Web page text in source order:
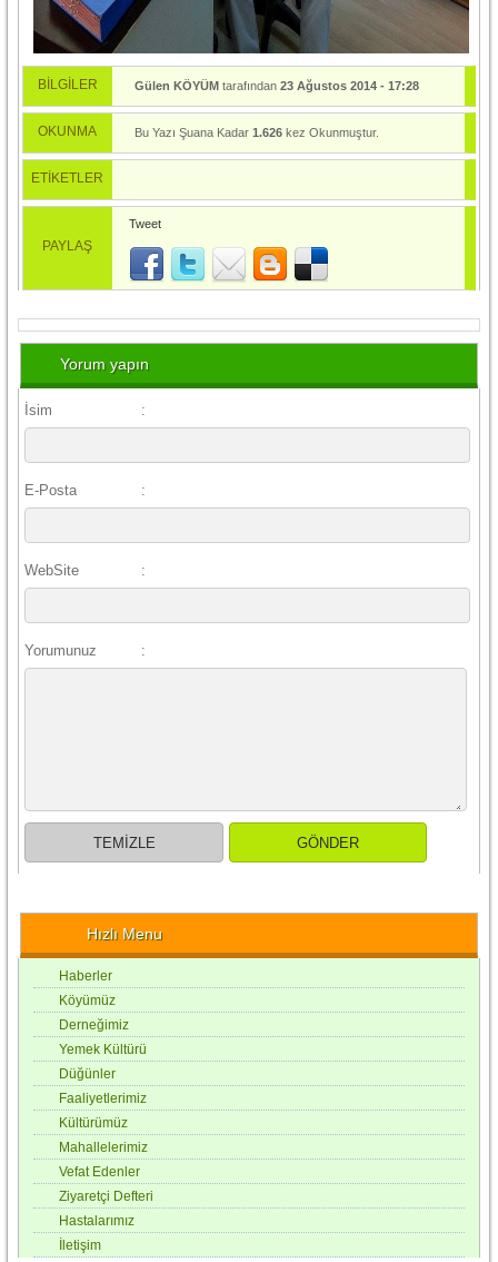
BİLGİLER Gülen KÖYÜMtarafından 23 Ağustos 2014 - 17:28
OKUNMA Bu Yazı Şuana Kadar 1.626kez Okunmuştur.
ETİKETLER
PAYLAŞ
Tweet
Yorum yapın
İsim :
E-Posta :
WebSite :
Yorumunuz :
Hızlı Menu
Haberler
Köyümüz
Derneğimiz
Yemek Kültürü
Düğünler
Faaliyetlerimiz
Kültürümüz
Mahallelerimiz
Vefat Edenler
Ziyaretçi Defteri
Hastalarımız
İletişim